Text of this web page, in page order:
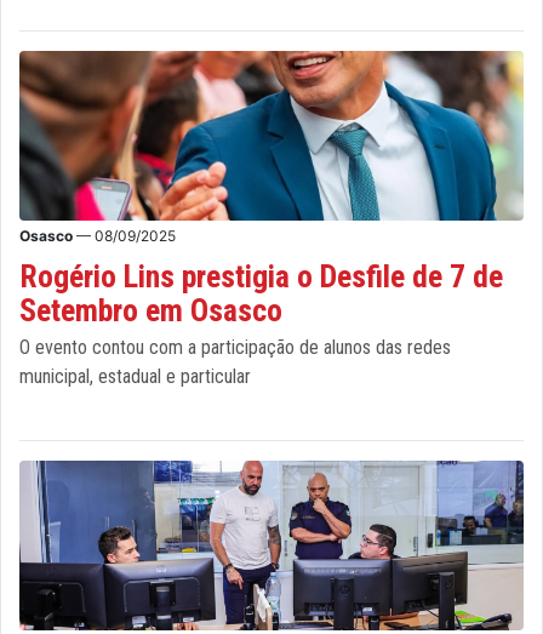
Osasco — 08/09/2025
Rogério Lins prestigia o Desfile de 7 de
Setembro em Osasco
O evento contou com a participação de alunos das redes
municipal, estadual e particular